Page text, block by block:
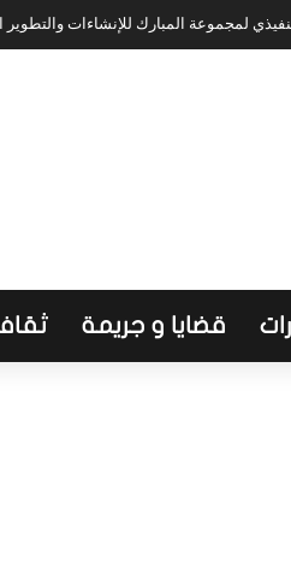
لمجموعة المبارك للإنشاءات
قضايا و جريمة